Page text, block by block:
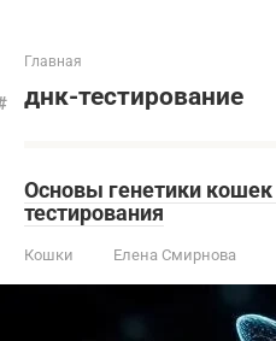
Главная
днк-тестирование
Основы генетики
тестирования
Кошки Елена Смирнова